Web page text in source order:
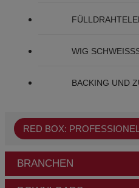
WIG
BACKING UND
RED BOX:
BRANCHEN